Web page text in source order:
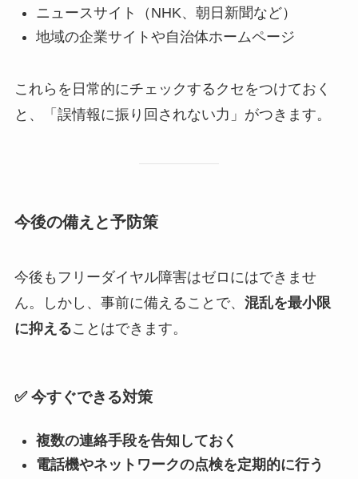
ニュースサイト（NHK、朝日新聞など）
地域の企業サイトや自治体ホームページ
これらを日常的にチェックするクセをつけておく
と、「誤情報に振り回されない力」がつきます。
今後の備えと予防策
今後もフリーダイヤル障害はゼロにはできませ
ん。しかし、事前に備えることで、 混乱を最小限
に抑えることはできます。
✅ 今すぐできる対策
複数の連絡手段を告知しておく
電話機やネットワークの点検を定期的に行う